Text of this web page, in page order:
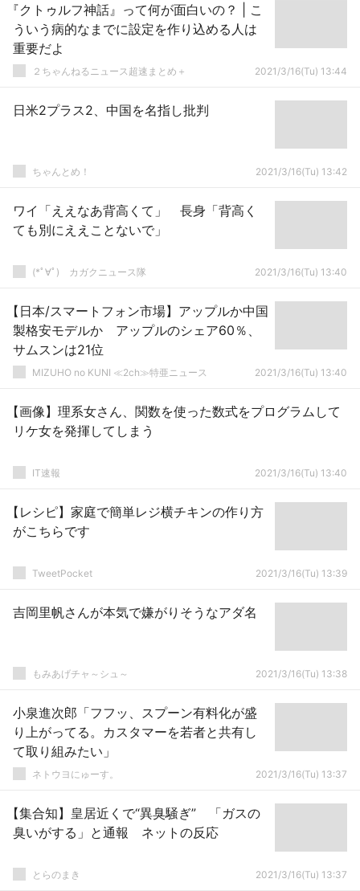
『クトゥルフ神話』って何が面白いの？ | こ
ういう病的なまでに設定を作り込める人は
重要だよ
２ちゃんねるニュース超速まとめ＋ 2021/3/16(Tu) 13:44
日米2プラス2、中国を名指し批判
ちゃんとめ！ 2021/3/16(Tu) 13:42
ワイ「ええなあ背高くて」 長身「背高く
ても別にええことないで」
(*ﾟ∀ﾟ)ゞカガクニュース隊 2021/3/16(Tu) 13:40
【日本/スマートフォン市場】アップルか中国
製格安モデルか アップルのシェア60％、
サムスンは21位
MIZUHO no KUNI ≪2ch≫特亜ニュース 2021/3/16(Tu) 13:40
【画像】理系女さん、関数を使った数式をプログラムして
リケ女を発揮してしまう
IT速報 2021/3/16(Tu) 13:40
【レシピ】家庭で簡単レジ横チキンの作り方
がこちらです
TweetPocket 2021/3/16(Tu) 13:39
吉岡里帆さんが本気で嫌がりそうなアダ名
もみあげチャ～シュ～ 2021/3/16(Tu) 13:38
小泉進次郎「フフッ、スプーン有料化が盛
り上がってる。カスタマーを若者と共有し
て取り組みたい」
ネトウヨにゅーす。 2021/3/16(Tu) 13:37
【集合知】皇居近くで“異臭騒ぎ” 「ガスの
臭いがする」と通報 ネットの反応
とらのまき 2021/3/16(Tu) 13:37